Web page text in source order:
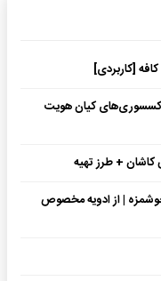
اکسسوری‌های کیان هویت
+ طرز تهیه
| از ادویه مخصوص